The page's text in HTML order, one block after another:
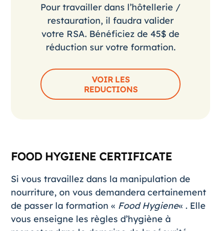
Pour travailler dans l’hôtellerie /
restauration, il faudra valider
votre RSA. Bénéficiez de 45$ de
réduction sur votre formation.
VOIR LES
REDUCTIONS
FOOD HYGIENE CERTIFICATE
Si vous travaillez dans la manipulation de
nourriture, on vous demandera certainement
de passer la formation « Food Hygiene« . Elle
vous enseigne les règles d’hygiène à